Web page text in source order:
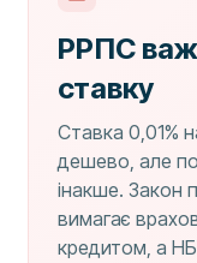
РРПС
ставку
Ставка 0,01%
дешево, але
інакше. Закон
вимагає
кредитом, а